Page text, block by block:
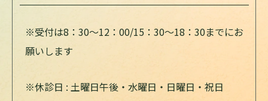
※受付は8：30～12：00/15：30～18：30までにお
願いします
※休診日 : 土曜日午後・水曜日・日曜日・祝日